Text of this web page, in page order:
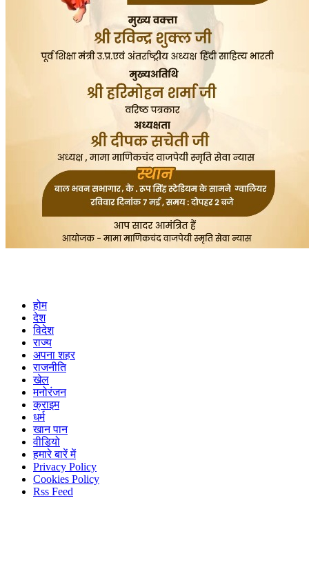
होम
देश
विदेश
राज्य
अपना शहर
राजनीति
खेल
मनोरंजन
क्राइम
धर्म
खान पान
वीडियो
हमारे बारें में
Privacy Policy
Cookies Policy
Rss Feed